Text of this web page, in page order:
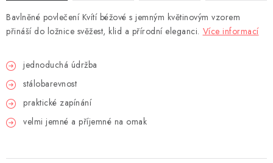
Bavlněné povlečení Kvítí béžové s jemným květinovým vzorem
přináší do ložnice svěžest, klid a přírodní eleganci. Více informací
jednoduchá údržba
stálobarevnost
praktické zapínání
velmi jemné a příjemné na omak